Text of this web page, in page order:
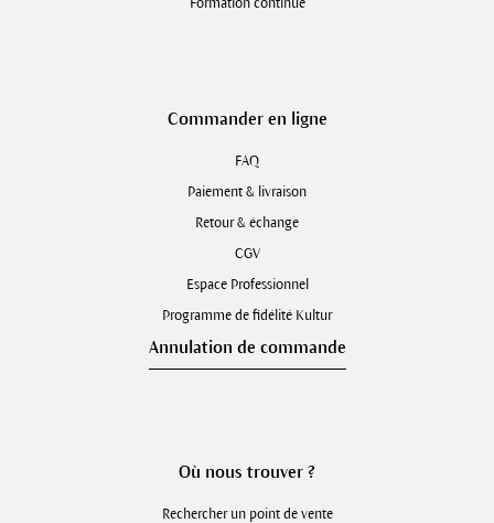
Commander en ligne
FAQ
Paiement & livraison
Retour & échange
CGV
Espace Professionnel
Programme de fidélité Kultur
Annulation de commande
Où nous trouver ?
Rechercher un point de vente